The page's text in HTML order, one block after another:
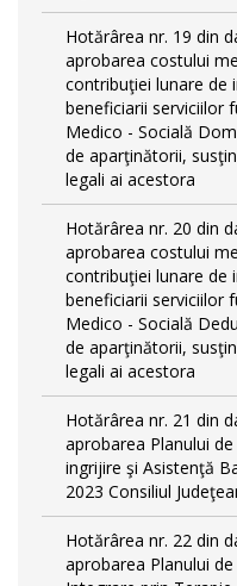
Hotărârea nr. 19 din
aprobarea costului
contribuţiei lunare de
beneficiarii serviciilor
Medico - Socială
de aparţinătorii,
legali ai acestora
Hotărârea nr. 20 din
aprobarea costului
contribuţiei lunare de
beneficiarii serviciilor
Medico - Socială
de aparţinătorii,
legali ai acestora
Hotărârea nr. 21 din
aprobarea Planului
ingrijire şi Asistenţă
2023 Consiliul
Hotărârea nr. 22 din
aprobarea Planului